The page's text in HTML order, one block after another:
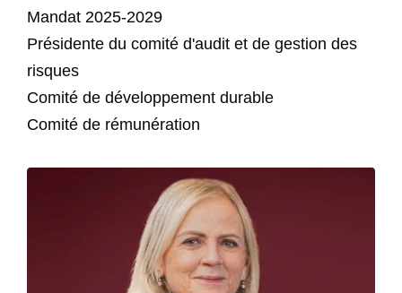
Mandat 2025-2029
Présidente du comité d'audit et de gestion des
risques
Comité de développement durable
Comité de rémunération